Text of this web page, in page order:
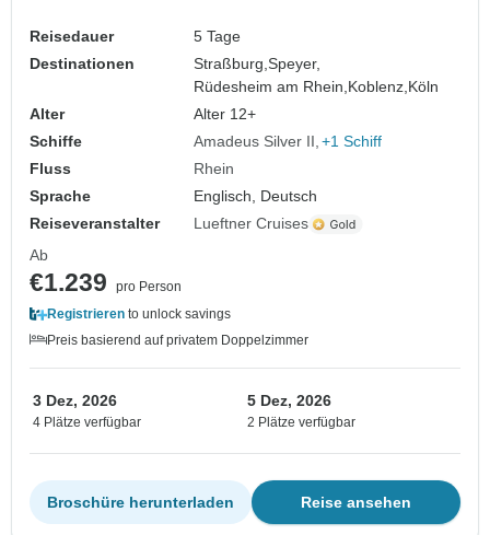
Reisedauer
5 Tage
Destinationen
Straßburg,Speyer,
Rüdesheim am Rhein, Koblenz, Köln
Alter
Alter 12+
Schiffe
Amadeus Silver II +1 Schiff
Fluss
Rhein
Sprache
Englisch, Deutsch
Reiseveranstalter
Lueftner Cruises
Ab
€1.239
pro Person
Registrieren to unlock savings
Preis basierend auf privatem Doppelzimmer
3 Dez, 2026
4 Plätze verfügbar
5 Dez, 2026
2 Plätze verfügbar
Reise ansehen
Broschüre herunterladen